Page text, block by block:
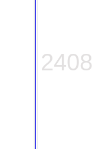
2408